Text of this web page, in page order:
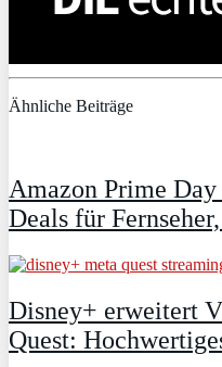
Ähnliche Beiträge
Amazon Prime
Deals für
Disney+ erweitert
Quest: